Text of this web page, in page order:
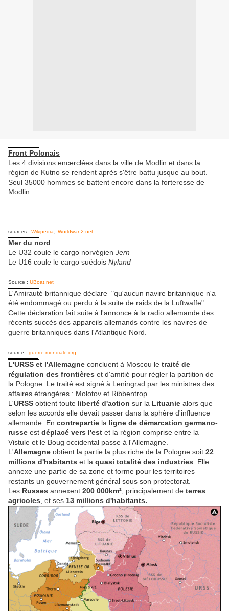
Front Polonais
Les 4 divisions encerclées dans la ville de Modlin et dans la
région de Kutno se rendent après s'être battu jusque au bout.
Seul 35000 hommes se battent encore dans la forteresse de
Modlin.
sources : Wikipedia Worldwar-2.net
Mer du nord
Le U32 coule le cargo norvégien Jern
Le U16 coule le cargo suédois Nyland
Source : UBoat.net
L'Amirauté britannique déclare "qu'aucun navire britannique n'a
été endommagé ou perdu à la suite de raids de la Luftwaffe".
Cette déclaration fait suite à l'annonce à la radio allemande des
récents succès des appareils allemands contre les navires de
guerre britanniques dans l'Atlantique Nord.
source : guerre-mondiale.org
L'URSS et l'Allemagne concluent à Moscou le traité de
régulation des frontières et d'amitié pour régler la partition de
la Pologne. Le traité est signé à Leningrad par les ministres des
affaires étrangères : Molotov et Ribbentrop.
L'URSS obtient toute liberté d'action sur la Lituanie alors que
selon les accords elle devait passer dans la sphère d'influence
allemande. En contrepartie la ligne de démarcation germano-
russe est déplacé vers l'est et la région comprise entre la
Vistule et le Boug occidental passe à l'Allemagne.
L'Allemagne obtient la partie la plus riche de la Pologne soit 22
millions d'habitants et la quasi totalité des industries . Elle
annexe une partie de sa zone et forme pour les territoires
restants un gouvernement général sous son protectorat.
Les Russes annexent 200 000km² , principalement de terres
agricoles , et ses 13 millions d'habitants.